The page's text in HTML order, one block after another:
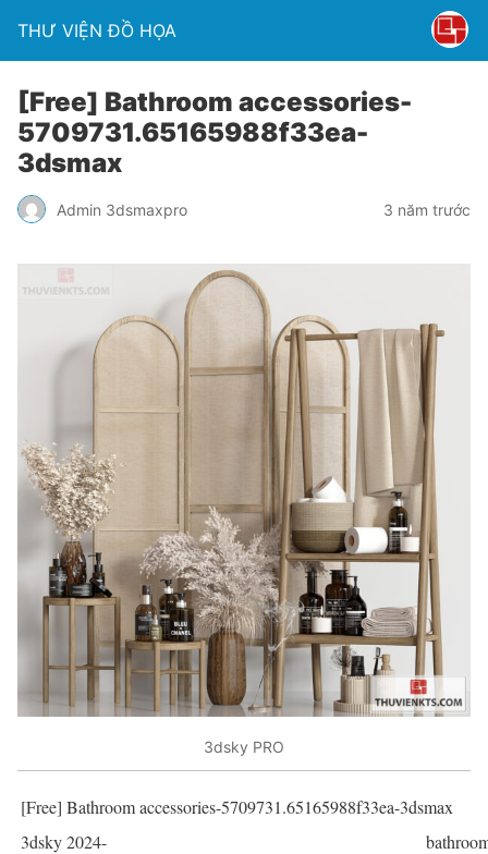
THƯ VIỆN ĐỒ HỌA
[Free] Bathroom accessories-
5709731.65165988f33ea-
3dsmax
Admin 3dsmaxpro 3 năm trước
3dsky PRO
[Free] Bathroom accessories-5709731.65165988f33ea-3dsmax
3dsky 2024-